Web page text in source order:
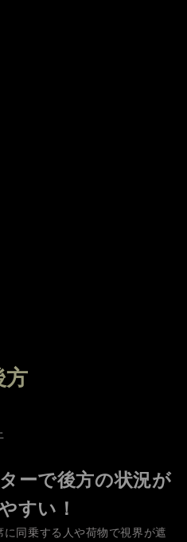
方
ーで後方の状況が
すい！
同乗する人や荷物で視界が遮